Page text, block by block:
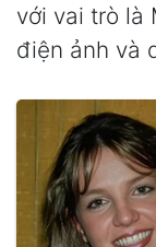
với vai trò là
điện ảnh và